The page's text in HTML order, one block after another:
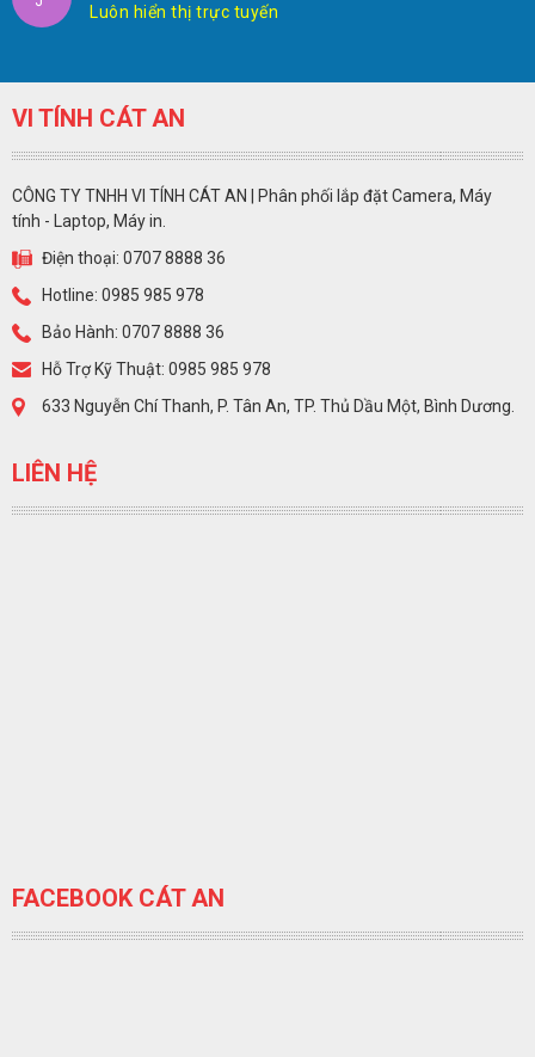
Luôn hiển thị trực tuyến
VI TÍNH CÁT AN
CÔNG TY TNHH VI TÍNH CÁT AN | Phân phối lắp đặt Camera, Máy
tính - Laptop, Máy in.
Điện thoại: 0707 8888 36
Hotline: 0985 985 978
Bảo Hành: 0707 8888 36
Hỗ Trợ Kỹ Thuật: 0985 985 978
633 Nguyễn Chí Thanh, P. Tân An, TP. Thủ Dầu Một, Bình Dương.
LIÊN HỆ
FACEBOOK CÁT AN